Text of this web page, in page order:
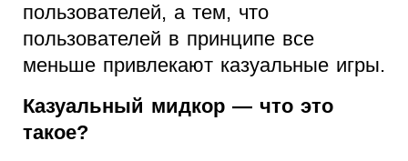
пользователей, а тем, что
пользователей в принципе все
меньше привлекают казуальные игры.
Казуальный мидкор — что это
такое?